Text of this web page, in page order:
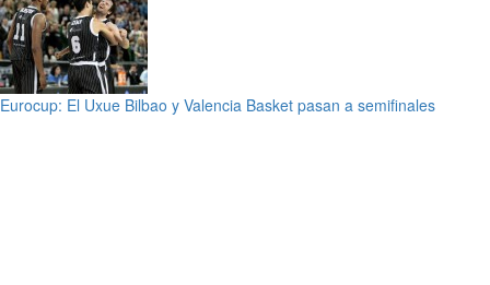
Eurocup: El Uxue Bilbao y Valencia Basket pasan a semifinales